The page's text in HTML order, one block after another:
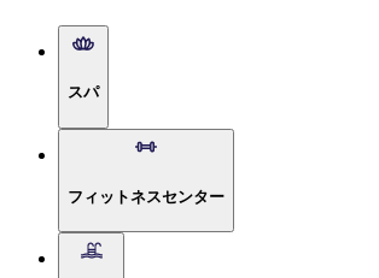
スパ
フィットネスセンター